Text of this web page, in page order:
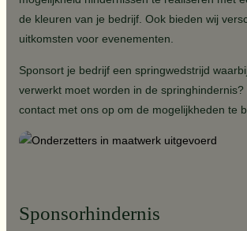
de kleuren van je bedrijf. Ook bieden wij
uitkomsten voor evenementen.
Sponsort je bedrijf een springwedstrijd
verwerkt moet worden in de springhindernis?
contact met ons op om de mogelijkheden te
Sponsorhindernis